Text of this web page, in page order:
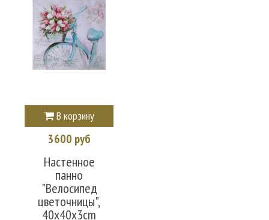
В корзину
3600 руб
Настенное
панно
"Велосипед
цветочницы",
40x40x3cm